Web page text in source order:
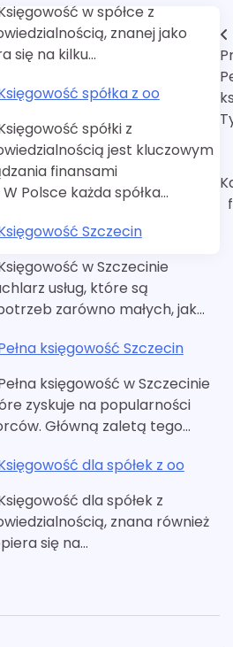
w spółce z
znanej jako
się na kilku…
spółka z oo
spółki z
jest kluczowym
finansami
Polsce każda spółka…
Szczecin
w Szczecinie
usług, które są
zarówno małych, jak…
księgowość Szczecin
księgowość w Szczecinie
zyskuje na popularności
Główną zaletą tego…
dla spółek z oo
dla spółek z
znana również
się na…